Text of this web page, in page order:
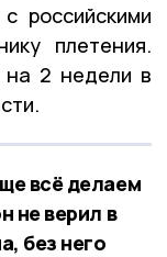
российскими
плетения.
на 2 недели в
всё делаем
не верил в
без него